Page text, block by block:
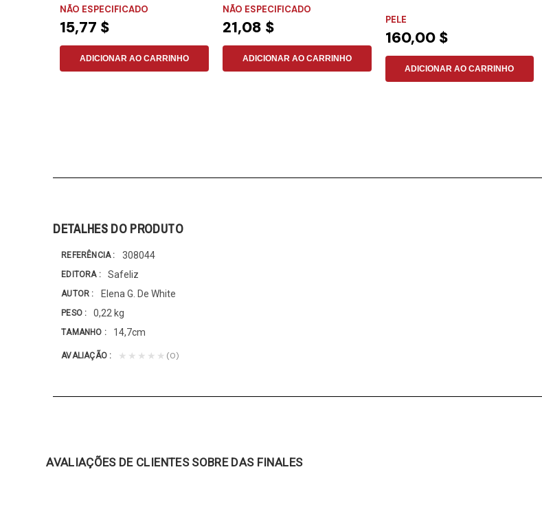
NÃO ESPECIFICADO
15,77 $
ADICIONAR AO CARRINHO
NÃO ESPECIFICADO
21,08 $
ADICIONAR AO CARRINHO
PELE
160,00 $
ADICIONAR AO CARRINHO
DETALHES DO PRODUTO
REFERÊNCIA 308044
EDITORA Safeliz
AUTOR Elena G. De White
PESO 0,22 kg
TAMANHO 14,7cm
AVALIAÇÃO ★★★★★ (0)
AVALIAÇÕES DE CLIENTES SOBRE DAS FINALES